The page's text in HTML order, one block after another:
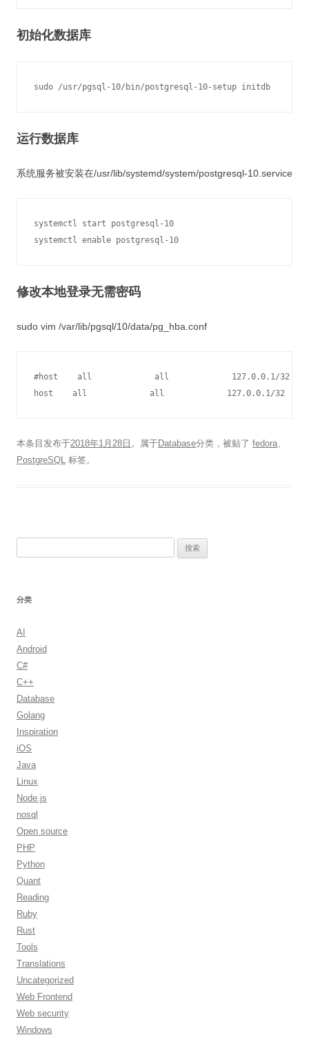
初始化数据库
运行数据库
系统服务被安装在/usr/lib/systemd/system/postgresql-10.service
systemctl start postgresql-10
修改本地登录无需密码
sudo vim /var/lib/pgsql/10/data/pg_hba.conf
#host    all             all             127.0.0.1/32
本条目发布于2018年1月28日 。属于Database分类，被贴了 fedora、
PostgreSQL 标签。
分类
AI
Android
C#
C++
Database
Golang
Inspiration
iOS
Java
Linux
Node.js
nosql
Open source
PHP
Python
Quant
Reading
Ruby
Rust
Tools
Translations
Uncategorized
Web Frontend
Web security
Windows